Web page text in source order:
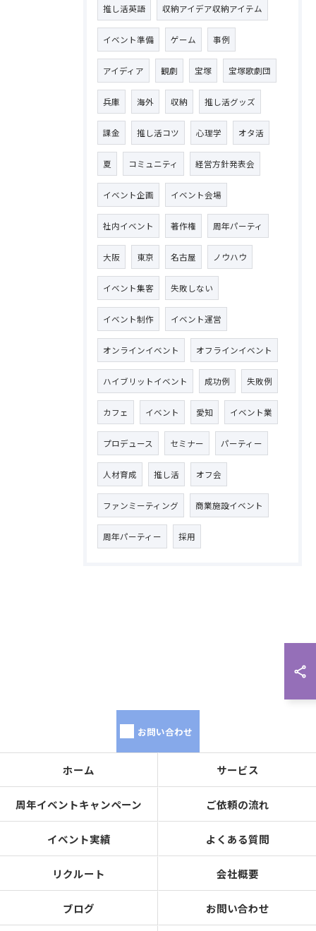
推し活英語 収納アイデア収納アイテム
イベント準備 ゲーム 事例
アイディア 観劇 宝塚 宝塚歌劇団
兵庫 海外 収納 推し活グッズ
課金 推し活コツ 心理学 オタ活
夏 コミュニティ 経営方針発表会
イベント企画 イベント会場
社内イベント 著作権 周年パーティ
大阪 東京 名古屋 ノウハウ
イベント集客 失敗しない
イベント制作 イベント運営
オンラインイベント オフラインイベント
ハイブリットイベント 成功例 失敗例
カフェ イベント 愛知 イベント業
プロデュース セミナー パーティー
人材育成 推し活 オフ会
ファンミーティング 商業施設イベント
周年パーティー 採用
お問い合わせ
ホーム サービス
周年イベントキャンペーン ご依頼の流れ
イベント実績 よくある質問
リクルート 会社概要
ブログ お問い合わせ